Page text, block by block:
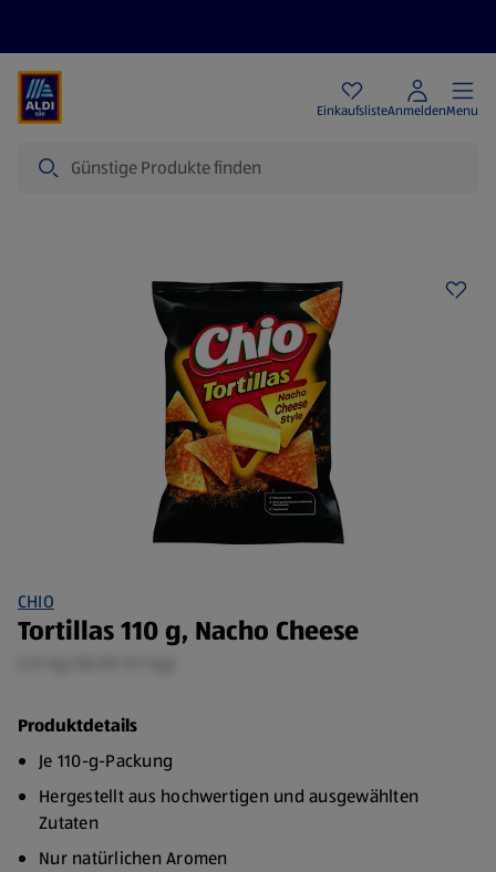
EinkaufslisteAnmeldenMenu
CHIO
Tortillas 110 g, Nacho Cheese
Produktdetails
Je 110-g-Packung
Hergestellt aus hochwertigen und ausgewählten
Zutaten
Nur natürlichen Aromen